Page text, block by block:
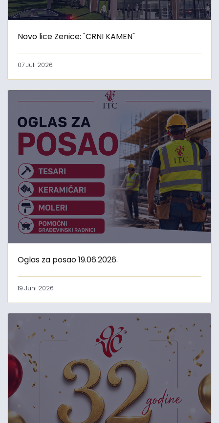
Novo lice Zenice: "CRNI KAMEN"
07 Juli 2026
Oglas za posao 19.06.2026.
19 Juni 2026